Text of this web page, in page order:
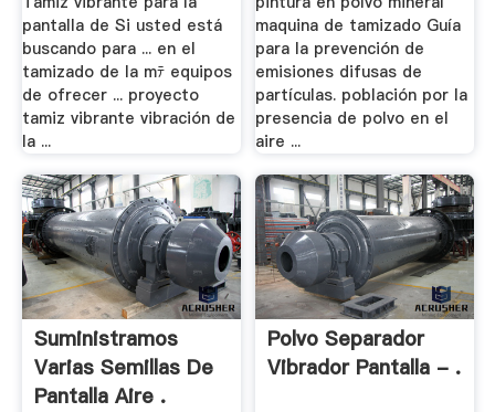
pantalla de Si usted está
buscando para ... en el
tamizado de la mﾃ equipos
de ofrecer ... proyecto
tamiz vibrante vibración de
la ...
maquina de tamizado Guía
para la prevención de
emisiones difusas de
partículas. población por la
presencia de polvo en el
aire ...
Suministramos
Varias Semillas De
Pantalla Aire .
Polvo Separador
Vibrador Pantalla - .